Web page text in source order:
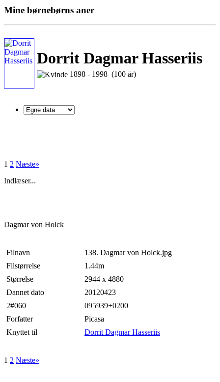
Mine børnebørns aner
Dorrit Dagmar Hasseriis
1898 - 1998 (100 år)
1 2 Næste»
Indlæser...
Dagmar von Holck
Filnavn
138. Dagmar von Holck.jpg
Filstørrelse
1.44m
Størrelse
2944 x 4880
Dannet dato
20120423
2#060
095939+0200
Forfatter
Picasa
Knyttet til
Dorrit Dagmar Hasseriis
1 2 Næste»